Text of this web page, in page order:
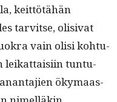
keit­tötähän
tarvitse, oli­si­vat
vain olisi kohtu­
leikat­taisi­in tun­tu­
öky­maas­